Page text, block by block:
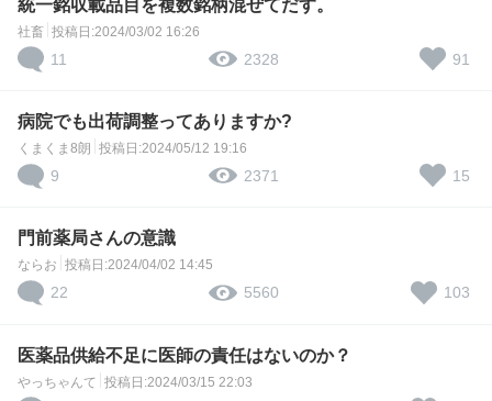
統一銘収載品目を複数銘柄混ぜてだす。
社畜 投稿日:2024/03/02 16:26
11 2328 91
病院でも出荷調整ってありますか?
くまくま8朗 投稿日:2024/05/12 19:16
9 2371 15
門前薬局さんの意識
ならお 投稿日:2024/04/02 14:45
22 5560 103
医薬品供給不足に医師の責任はないのか？
やっちゃんて 投稿日:2024/03/15 22:03